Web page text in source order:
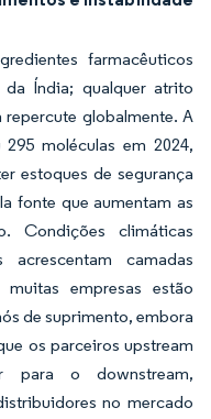
farmacêuticos
Índia; qualquer atrito
globalmente. A
moléculas em 2024,
estoques de segurança
fonte que aumentam as
Condições climáticas
camadas
empresas estão
de suprimento, embora
os parceiros upstream
para o downstream,
no mercado